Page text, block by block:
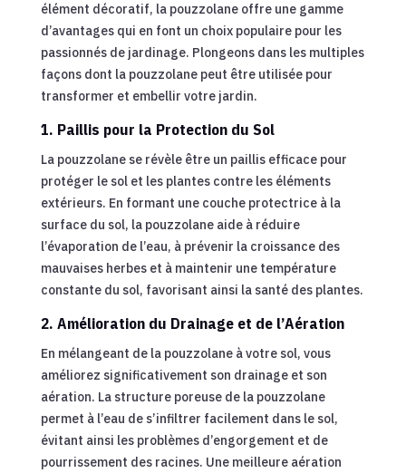
élément décoratif, la pouzzolane offre une gamme
d’avantages qui en font un choix populaire pour les
passionnés de jardinage. Plongeons dans les multiples
façons dont la pouzzolane peut être utilisée pour
transformer et embellir votre jardin.
1. Paillis pour la Protection du Sol
La pouzzolane se révèle être un paillis efficace pour
protéger le sol et les plantes contre les éléments
extérieurs. En formant une couche protectrice à la
surface du sol, la pouzzolane aide à réduire
l’évaporation de l’eau, à prévenir la croissance des
mauvaises herbes et à maintenir une température
constante du sol, favorisant ainsi la santé des plantes.
2. Amélioration du Drainage et de l’Aération
En mélangeant de la pouzzolane à votre sol, vous
améliorez significativement son drainage et son
aération. La structure poreuse de la pouzzolane
permet à l’eau de s’infiltrer facilement dans le sol,
évitant ainsi les problèmes d’engorgement et de
pourrissement des racines. Une meilleure aération